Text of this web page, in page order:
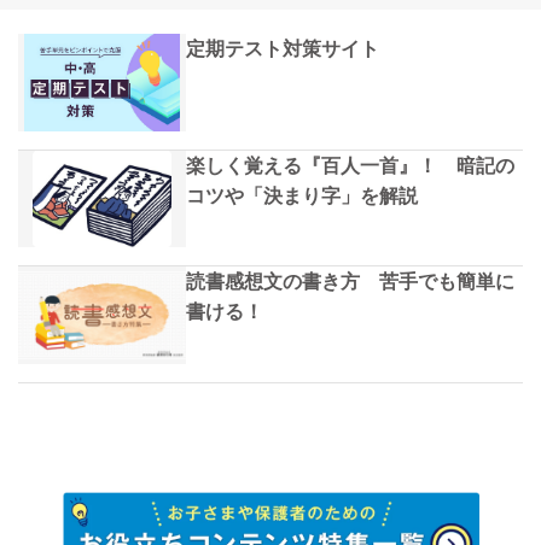
定期テスト対策サイト
楽しく覚える『百人一首』！ 暗記の
コツや「決まり字」を解説
読書感想文の書き方 苦手でも簡単に
書ける！